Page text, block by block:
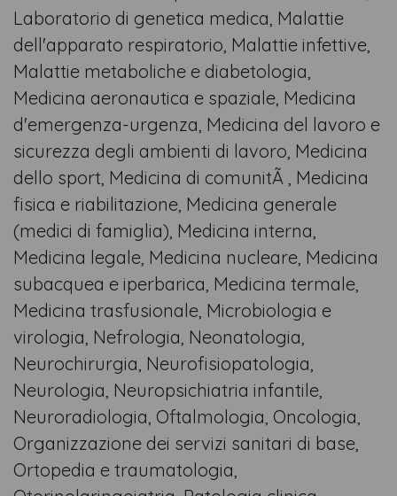
Laboratorio di genetica medica, Malattie
dell'apparato respiratorio, Malattie infettive,
Malattie metaboliche e diabetologia,
Medicina aeronautica e spaziale, Medicina
d'emergenza-urgenza, Medicina del lavoro e
sicurezza degli ambienti di lavoro, Medicina
dello sport, Medicina di comunitÃ , Medicina
fisica e riabilitazione, Medicina generale
(medici di famiglia), Medicina interna,
Medicina legale, Medicina nucleare, Medicina
subacquea e iperbarica, Medicina termale,
Medicina trasfusionale, Microbiologia e
virologia, Nefrologia, Neonatologia,
Neurochirurgia, Neurofisiopatologia,
Neurologia, Neuropsichiatria infantile,
Neuroradiologia, Oftalmologia, Oncologia,
Organizzazione dei servizi sanitari di base,
Ortopedia e traumatologia,